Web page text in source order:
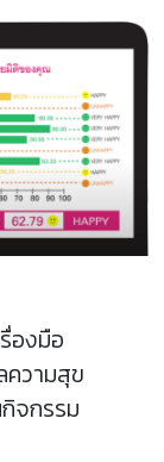
องมือ
ความสุข
จกรรม